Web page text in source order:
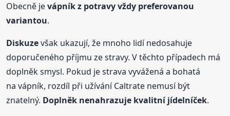
Obecně jevápník z potravy vždy preferovanou
variantou.
Diskuzevšak ukazují, že mnoho lidí nedosahuje
doporučeného příjmu ze stravy. V těchto případech má
doplněk smysl. Pokud je strava vyvážená a bohatá
na vápník, rozdíl při užívání Caltrate nemusí být
znatelný. Doplněk nenahrazuje kvalitní jídelníček.